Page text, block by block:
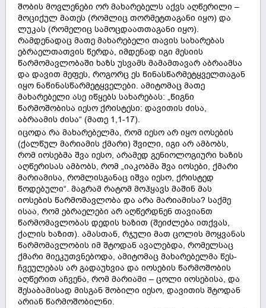
შობის მოვლენები ორ მახარებელს აქვს აღწერილი –
მოციქულ მათეს (რომლიც თორმეტთაგანი იყო) და
ლუკას (რომელიც სამოცდაათთაგანი იყო).
რამდენადაც მათე მახარებელი თავის სახარებას
ებრაელთათვის წერდა, იმდენად იგი მესიის
წარმომავლობაში ხაზს უსვამს მამამთავარ აბრაამსა
და დავით მეფეს, როგორც ეს წინასწარმეტყველთაგან
იყო ნაწინასწარმეტყველები. ამიტომაც მათე
მახარებელი ასე იწყებს სახარებას: „წიგნი
წარმოშობისა იესო ქრისტესი: დავითის ძისა,
აბრაამის ძისა“ (მათე 1,1-17).
იცოდა რა მახარებელმა, რომ იესო არ იყო იოსების
(ქალწულ მარიამის ქმარი) შვილი, იგი არ ამბობს,
რომ იოსებმა შვა იესო, არამედ გენიოლოგიური ხაზის
აღწერისას ამბობს, რომ „იაკობმა შვა იოსები, ქმარი
მარიამისა, რომლისგანაც იშვა იესო, ქრისტედ
წოდებული“. მაგრამ რატომ მოჰყავს მაშინ მას
იოსების წარმომავლობა და არა მარიამისა? საქმე
ისაა, რომ ებრაელები არ აღწერდნენ თავიანთ
წარმომავლობას დედის ხაზით (შეიძლება ითქვას,
ქალის ხაზით). ამასთან, რჯული მათ ცოლის მოყვანას
წარმომავლობის იმ შტოდან ავალებდა, რომელსაც
ქმარი მიეკუთვნებოდა, ამიტომაც მახარებელმა წეს-
ჩვეულებას არ გადაუხვია და იოსების წარმოშობის
აღწერით აჩვენა, რომ მარიამი – ცოლი იოსებისა, და
შესაბამისად მისგან შობილი იესო, დავითის შტოდან
არიან წარმოშობილნი.